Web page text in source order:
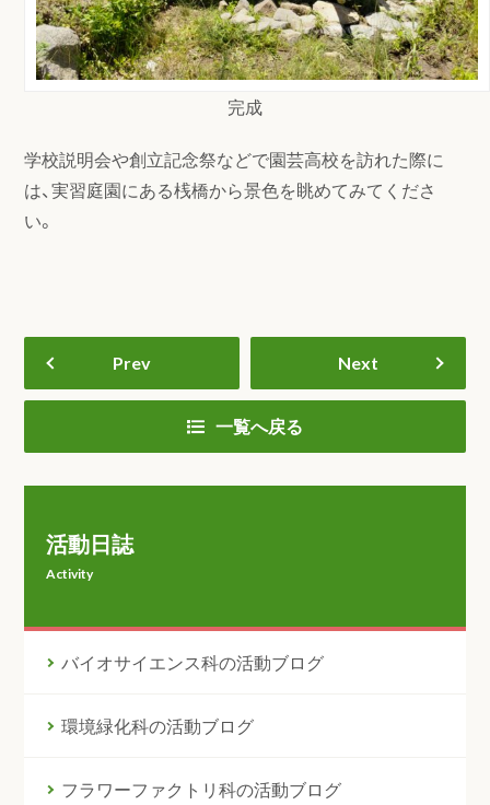
完成
学校説明会や創立記念祭などで園芸高校を訪れた際に
は、実習庭園にある桟橋から景色を眺めてみてくださ
い。
Prev Next
一覧へ戻る
活動日誌
Activity
バイオサイエンス科の活動ブログ
環境緑化科の活動ブログ
フラワーファクトリ科の活動ブログ